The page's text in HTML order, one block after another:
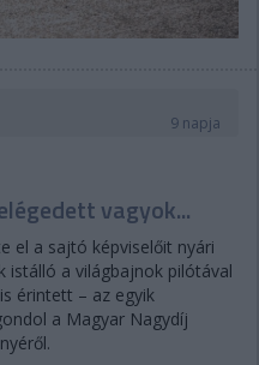
9 napja
vagyok...
el a sajtó képviselőit nyári
istálló a világbajnok pilótával
érintett – az egyik
a Magyar Nagydíj